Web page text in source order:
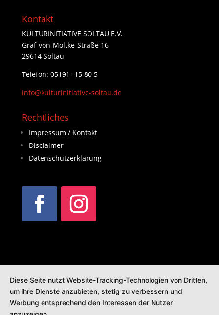
Kontakt
KULTURINITIATIVE SOLTAU E.V.
Graf-von-Moltke-Straße 16
29614 Soltau
Telefon: 05191- 15 80 5
info@kulturinitiative-soltau.de
Rechtliches
Impressum / Kontakt
Disclaimer
Datenschutzerklärung
Diese Seite nutzt Website-Tracking-Technologien von Dritten,
um ihre Dienste anzubieten, stetig zu verbessern und
Werbung entsprechend den Interessen der Nutzer